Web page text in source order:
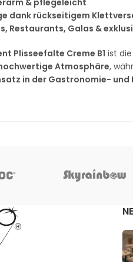
& pflegeleicht
dank rückseitigem
Restaurants, Galas &
Plisseefalte Creme B1 ist
Atmosphäre,
in der Gastronomie- und